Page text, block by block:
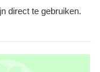
direct te gebruiken.